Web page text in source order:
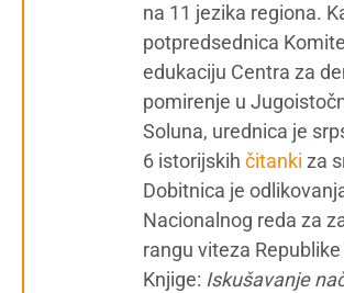
na 11 jezika regiona.
potpredsednica
edukaciju Centra za
pomirenje u
Soluna, urednica je
6 istorijskih čitanki za
Dobitnica je
Nacionalnog reda za
rangu viteza
Knjige: Iskušavanje